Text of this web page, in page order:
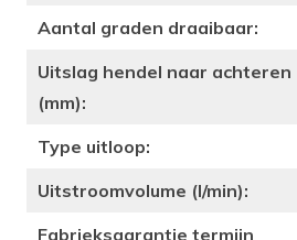
Aantal graden draaibaar:
Uitslag hendel naar achteren
(mm):
Type uitloop:
Uitstroomvolume (l/min):
Fabrieksgarantie termijn